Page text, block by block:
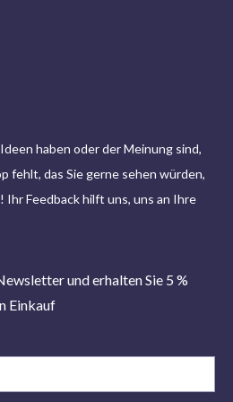
haben oder der Meinung sind,
fehlt, das Sie gerne sehen würden,
Feedback hilft uns, uns an Ihre
und erhalten Sie 5 %
Einkauf